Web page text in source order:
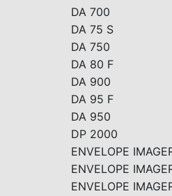
DA 700
DA 75 S
DA 750
DA 80 F
DA 900
DA 95 F
DA 950
DP 2000
ENVELOPE
ENVELOPE
ENVELOPE